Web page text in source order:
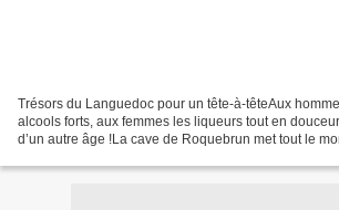
Trésors du Languedoc pour un tête-à-têteAux
alcools forts, aux femmes les liqueurs tout en
d’un autre âge !La cave de Roquebrun met tout le